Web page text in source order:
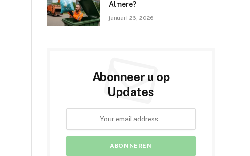
Almere?
januari 26, 2026
Abonneer u op
Updates